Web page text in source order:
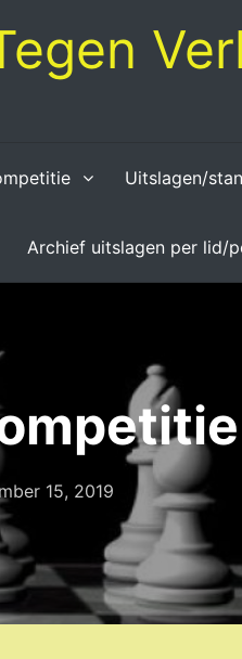
Uitslagen/
Archief uitslagen per lid/
15, 2019